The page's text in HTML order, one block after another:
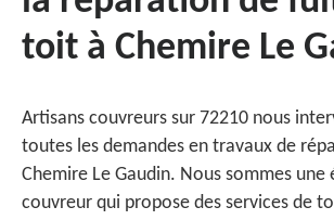
toit à Chemire Le
Artisans couvreurs sur 72210 nous
toutes les demandes en travaux de
Chemire Le Gaudin. Nous sommes une
couvreur qui propose des services de